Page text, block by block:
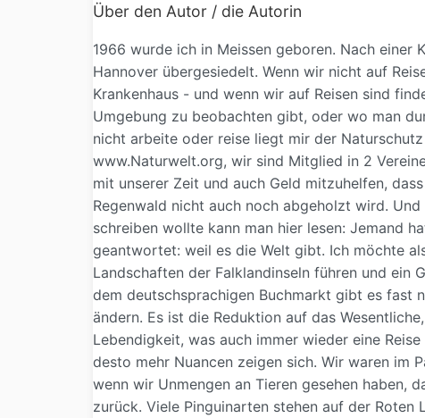
Über den Autor / die Autorin
1966 wurde ich in Meissen geboren. Nach einer
Hannover übergesiedelt. Wenn wir nicht auf
Krankenhaus - und wenn wir auf Reisen sind
Umgebung zu beobachten gibt, oder wo man
nicht arbeite oder reise liegt mir der
www.Naturwelt.org, wir sind Mitglied in 2
mit unserer Zeit und auch Geld mitzuhelfen,
Regenwald nicht auch noch abgeholzt wird.
schreiben wollte kann man hier lesen: Jemand
geantwortet: weil es die Welt gibt. Ich möchte
Landschaften der Falklandinseln führen und ein
dem deutschsprachigen Buchmarkt gibt es fast
ändern. Es ist die Reduktion auf das
Lebendigkeit, was auch immer wieder eine
desto mehr Nuancen zeigen sich. Wir waren im
wenn wir Unmengen an Tieren gesehen haben,
zurück. Viele Pinguinarten stehen auf der Roten